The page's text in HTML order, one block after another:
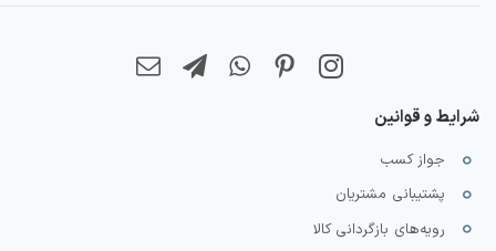
شرایط و قوانین
جواز کسب
پشتیبانی مشتریان
رویه‌های بازگردانی کالا